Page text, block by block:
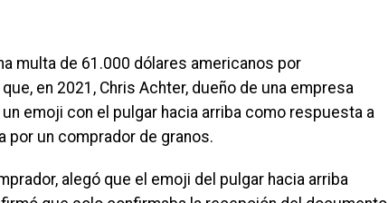
multa de 61.000 dólares americanos por
en 2021, Chris Achter, dueño de una empresa
emoji con el pulgar hacia arriba como respuesta a
por un comprador de granos.
alegó que el emoji del pulgar hacia arriba